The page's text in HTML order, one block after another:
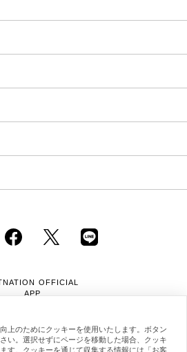
OFFICIAL
APP
上のためにクッキーを使用いたします。ボタン
い。選択せずにページを移動した場合、クッキ
す。クッキーを通じて収集する情報には「お客